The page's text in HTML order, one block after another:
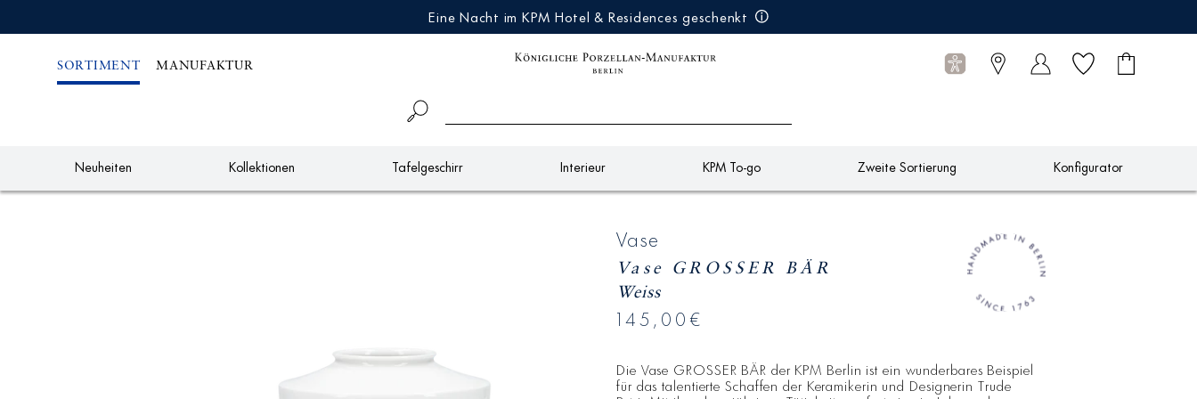
Eine Nacht im KPM Hotel & Residences geschenkt
SORTIMENT MANUFAKTUR
Wunschliste
Warenkorb
0
Neuheiten Kollektionen Tafelgeschirr Interieur KPM To-go Zweite Sortierung Konfigurator
Vase
Vase GROSSER BÄR
Weiss
145,00€
Die Vase GROSSER BÄR der KPM Berlin ist ein wunderbares Beispiel
für das talentierte Schaffen der Keramikerin und Designerin Trude